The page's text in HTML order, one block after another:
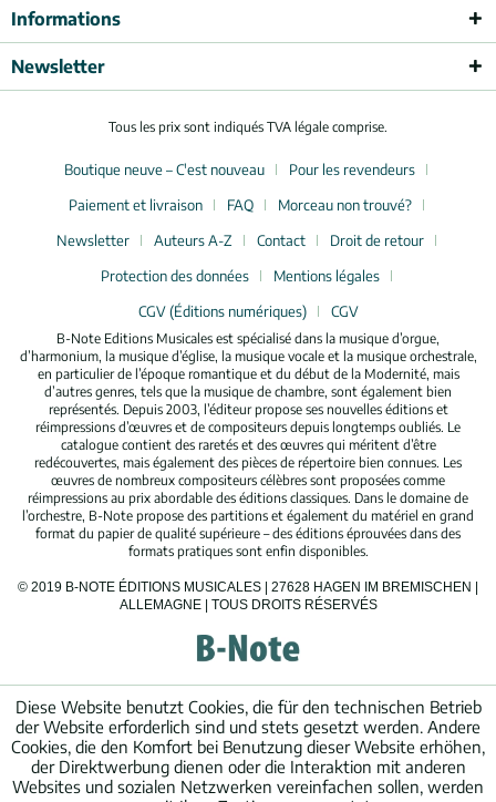
Informations
Newsletter
Tous les prix sont indiqués TVA légale comprise.
Boutique neuve – C'est nouveau
Pour les revendeurs
Paiement et livraison
FAQ
Morceau non trouvé?
Newsletter
Auteurs A-Z Contact
Droit de retour
Protection des données
Mentions légales
CGV (Éditions numériques)
CGV
B-Note Editions Musicales est spécialisé dans la musique d’orgue,
d’harmonium, la musique d’église, la musique vocale et la musique orchestrale,
en particulier de l’époque romantique et du début de la Modernité, mais
d’autres genres, tels que la musique de chambre, sont également bien
représentés. Depuis 2003, l’éditeur propose ses nouvelles éditions et
réimpressions d’œuvres et de compositeurs depuis longtemps oubliés. Le
catalogue contient des raretés et des œuvres qui méritent d’être
redécouvertes, mais également des pièces de répertoire bien connues. Les
œuvres de nombreux compositeurs célèbres sont proposées comme
réimpressions au prix abordable des éditions classiques. Dans le domaine de
l’orchestre, B-Note propose des partitions et également du matériel en grand
format du papier de qualité supérieure – des éditions éprouvées dans des
formats pratiques sont enfin disponibles.
© 2019 B-NOTE ÉDITIONS MUSICALES | 27628 HAGEN IM BREMISCHEN |
ALLEMAGNE | TOUS DROITS RÉSERVÉS
Diese Website benutzt Cookies, die für den technischen Betrieb
der Website erforderlich sind und stets gesetzt werden. Andere
Cookies, die den Komfort bei Benutzung dieser Website erhöhen,
der Direktwerbung dienen oder die Interaktion mit anderen
Websites und sozialen Netzwerken vereinfachen sollen, werden